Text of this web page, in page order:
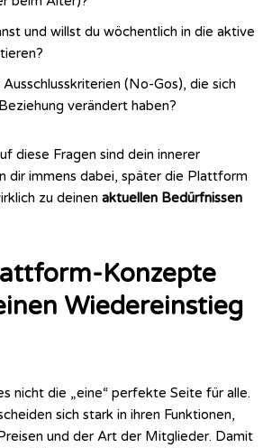
und willst du wöchentlich in die aktive
(No-Gos), die sich
verändert haben?
diese Fragen sind dein innerer
dir immens dabei, später die Plattform
zu deinen aktuellen Bedürfnissen
Konzepte
Wiedereinstieg
nicht die „eine“ perfekte Seite für alle.
sich stark in ihren Funktionen,
und der Art der Mitglieder. Damit